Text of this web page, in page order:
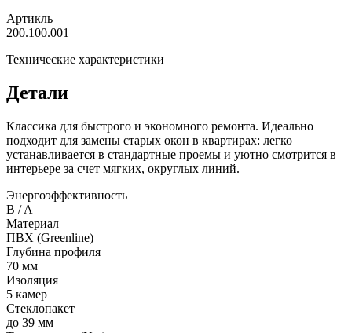
Артикль
200.100.001
Технические характеристики
Детали
Классика для быстрого и экономного ремонта. Идеально
подходит для замены старых окон в квартирах: легко
устанавливается в стандартные проемы и уютно смотрится в
интерьере за счет мягких, округлых линий.
Энергоэффективность
B / A
Материал
ПВХ (Greenline)
Глубина профиля
70 мм
Изоляция
5 камер
Стеклопакет
до 39 мм